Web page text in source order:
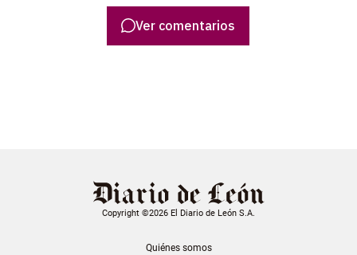
Ver comentarios
Copyright ©2026 El Diario de León S.A.
Quiénes somos